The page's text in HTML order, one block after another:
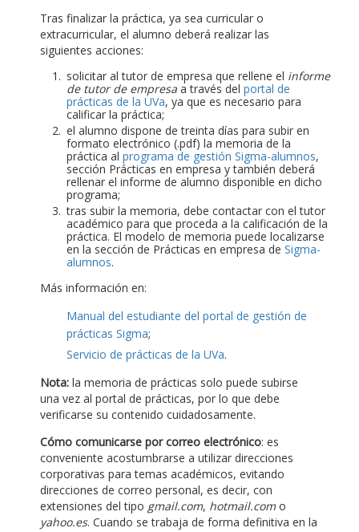
Tras finalizar la práctica, ya sea curricular o
extracurricular, el alumno deberá realizar las
siguientes acciones:
solicitar al tutor de empresa que rellene el informe
de tutor de empresa a través del portal de
prácticas de la UVa, ya que es necesario para
calificar la práctica;
el alumno dispone de treinta días para subir en
formato electrónico (.pdf) la memoria de la
práctica al programa de gestión Sigma-alumnos,
sección Prácticas en empresa y también deberá
rellenar el informe de alumno disponible en dicho
programa;
tras subir la memoria, debe contactar con el tutor
académico para que proceda a la calificación de la
práctica. El modelo de memoria puede localizarse
en la sección de Prácticas en empresa de Sigma-
alumnos.
Más información en:
Manual del estudiante del portal de gestión de
prácticas Sigma;
Servicio de prácticas de la UVa.
Nota: la memoria de prácticas solo puede subirse
una vez al portal de prácticas, por lo que debe
verificarse su contenido cuidadosamente.
Cómo comunicarse por correo electrónico: es
conveniente acostumbrarse a utilizar direcciones
corporativas para temas académicos, evitando
direcciones de correo personal, es decir, con
extensiones del tipo gmail.com, hotmail.como
yahoo.es. Cuando se trabaja de forma definitiva en la